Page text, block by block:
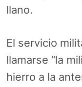
llano.
El servicio
llamarse “la
hierro a la